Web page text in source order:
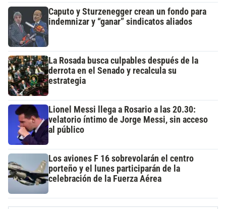
Caputo y Sturzenegger crean un fondo para
indemnizar y “ganar” sindicatos aliados
La Rosada busca culpables después de la
derrota en el Senado y recalcula su
estrategia
Lionel Messi llega a Rosario a las 20.30:
velatorio íntimo de Jorge Messi, sin acceso
al público
Los aviones F 16 sobrevolarán el centro
porteño y el lunes participarán de la
celebración de la Fuerza Aérea